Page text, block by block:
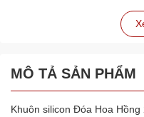
MÔ TẢ SẢN PHẨM
Khuôn silicon Đóa Hoa